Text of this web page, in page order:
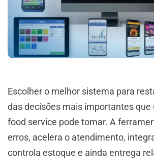
Escolher o melhor sistema para
das decisões mais importantes que
food service pode tomar. A
erros, acelera o atendimento,
controla estoque e ainda entrega